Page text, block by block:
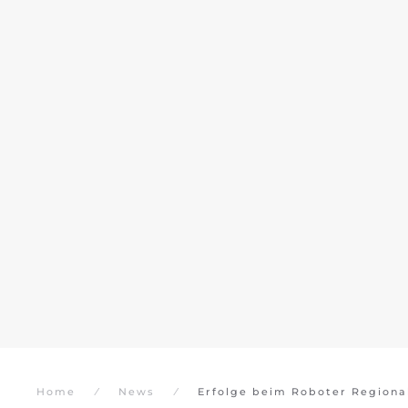
Home News Erfolge beim Roboter